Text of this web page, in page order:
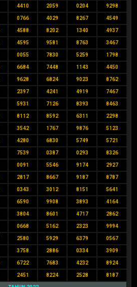
4410 2059 0204 9298
0766 4029 8267 4549
4588 8202 1340 4937
4595 9581 8763 3467
0055 7830 5259 1798
6684 7448 1143 4450
9628 6824 9023 8762
2397 4241 4919 7467
5931 7126 8393 8463
8112 8592 6311 2298
3542 1767 9876 5123
4280 6830 5749 5721
7539 0387 0293 8326
0091 5546 9174 2927
2817 8667 9187 8787
0343 3012 8151 5641
6590 9908 3893 4164
3804 8601 4717 2862
0668 5162 2323 9994
2580 5929 6379 0567
3758 2886 0334 3909
6722 7683 4232 8924
2451 8224 2528 8187